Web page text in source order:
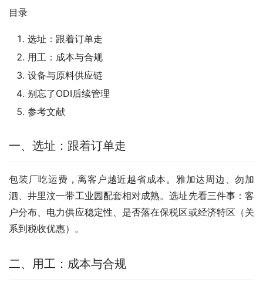
目录
选址：跟着订单走
用工：成本与合规
设备与原料供应链
别忘了ODI后续管理
参考文献
一、选址：跟着订单走
包装厂吃运费，离客户越近越省成本。雅加达周边、勿加
泗、井里汶一带工业园配套相对成熟。选址先看三件事：客
户分布、电力供应稳定性、是否落在保税区或经济特区（关
系到税收优惠）。
二、用工：成本与合规